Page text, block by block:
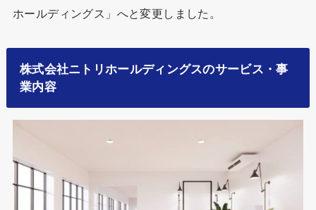
ホールディングス」へと変更しました。
株式会社ニトリホールディングスのサービス・事
業内容